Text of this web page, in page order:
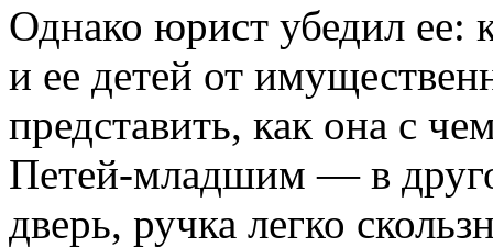
Однако юрист убедил ее:
и ее детей от
представить, как она с
Петей-младшим — в
дверь, ручка легко